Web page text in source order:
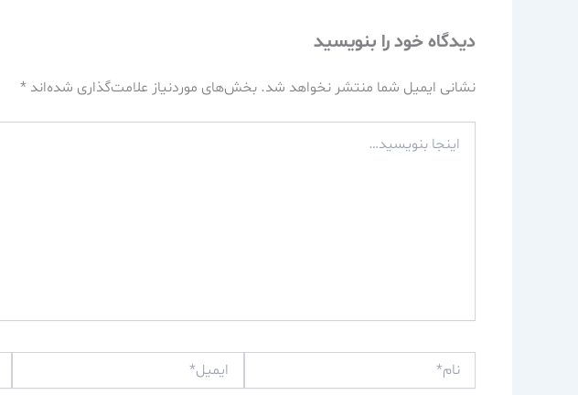
دیدگاه‌ خود را بنویسید
نشانی ایمیل شما منتشر نخواهد شد. بخش‌های موردنیاز علامت‌گذاری شده‌اند *
بنویسید…